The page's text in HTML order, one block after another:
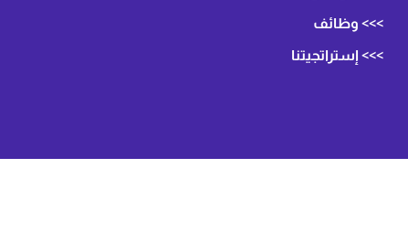
>>> وظائف
>>> إستراتجيتنا